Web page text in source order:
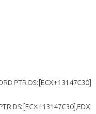
PTR DS:[ECX+13147C30]
DS:[ECX+13147C30],EDX